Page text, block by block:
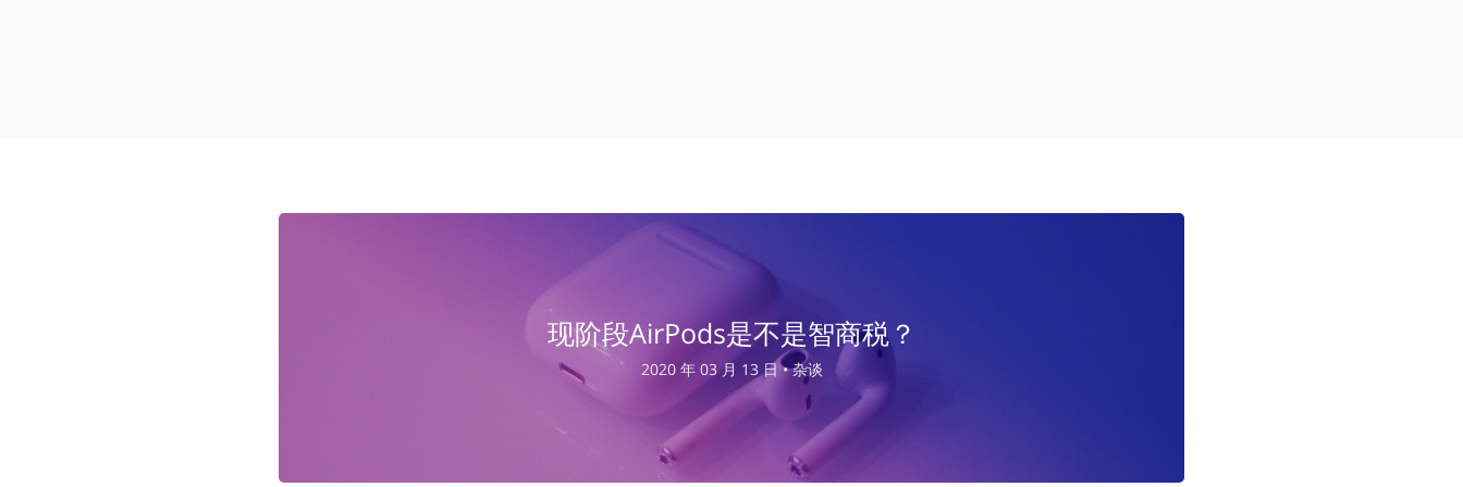
现阶段AirPods是不是智商税？
2020 年 03 月 13 日 •杂谈